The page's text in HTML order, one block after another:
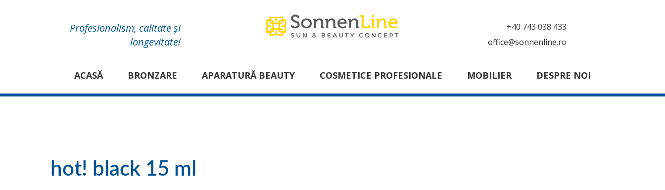
Profesionalism, calitate și
longevitate!
+40 743 038 433
office@sonnenline.ro
ACASĂ BRONZARE APARATURĂ BEAUTY COSMETICE PROFESIONALE MOBILIER DESPRE NOI
hot! black 15 ml